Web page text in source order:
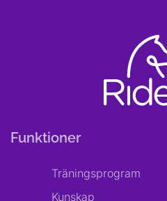
Funktioner
Träningsprogram
Kunskap